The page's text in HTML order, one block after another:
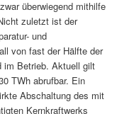
überwiegend mithilfe
zuletzt ist der
und
von fast der Hälfte der
im Betrieb. Aktuell gilt
TWh abrufbar. Ein
Abschaltung des mit
Kernkraftwerks